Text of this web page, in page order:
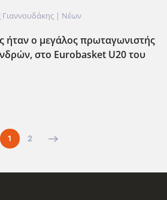
Γιαννουδάκης | Νέων
ήταν ο μεγάλος πρωταγωνιστής
στο Eurobasket U20 του
1 2